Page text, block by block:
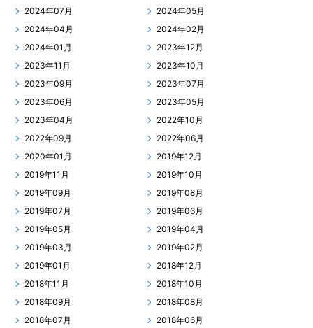
2024年07月
2024年05月
2024年04月
2024年02月
2024年01月
2023年12月
2023年11月
2023年10月
2023年09月
2023年07月
2023年06月
2023年05月
2023年04月
2022年10月
2022年09月
2022年06月
2020年01月
2019年12月
2019年11月
2019年10月
2019年09月
2019年08月
2019年07月
2019年06月
2019年05月
2019年04月
2019年03月
2019年02月
2019年01月
2018年12月
2018年11月
2018年10月
2018年09月
2018年08月
2018年07月
2018年06月